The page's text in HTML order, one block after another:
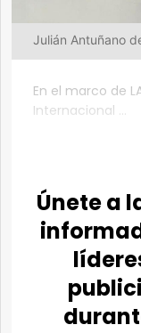
Julián Antuñano
En el marco de
Internacional ...
Únete a